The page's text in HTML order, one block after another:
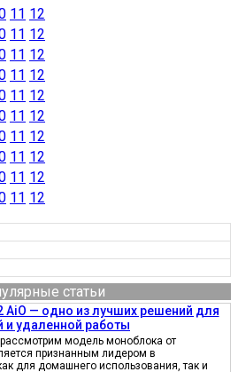
11 12
11 12
11 12
11 12
11 12
11 12
11 12
11 12
11 12
11 12
статьи
AiO — одно из лучших решений для
и удаленной работы
модель моноблока от
признанным лидером в
для домашнего использования, так и